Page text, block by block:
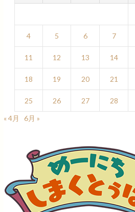
4 5 6 7
11 12 13 14
18 19 20 21
25 26 27 28
« 4月
6月 »